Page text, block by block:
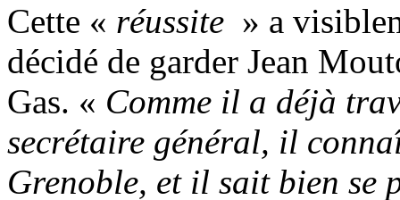
Cette « réussite » a
décidé de garder Jean
Gas. « Comme il a déjà
secrétaire général, il
Grenoble, et il sait bien se